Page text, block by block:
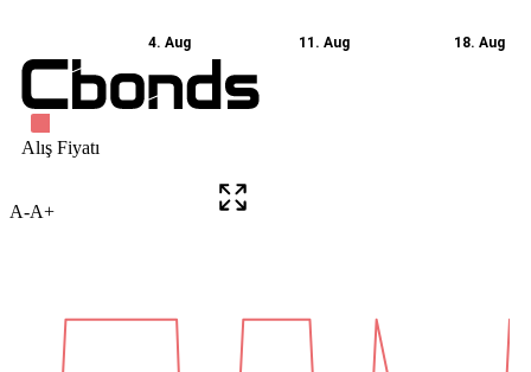
A-A+